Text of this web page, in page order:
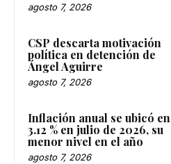
agosto 7, 2026
CSP descarta motivación
política en detención de
Ángel Aguirre
agosto 7, 2026
Inflación anual se ubicó en
3.12 % en julio de 2026, su
menor nivel en el año
agosto 7, 2026